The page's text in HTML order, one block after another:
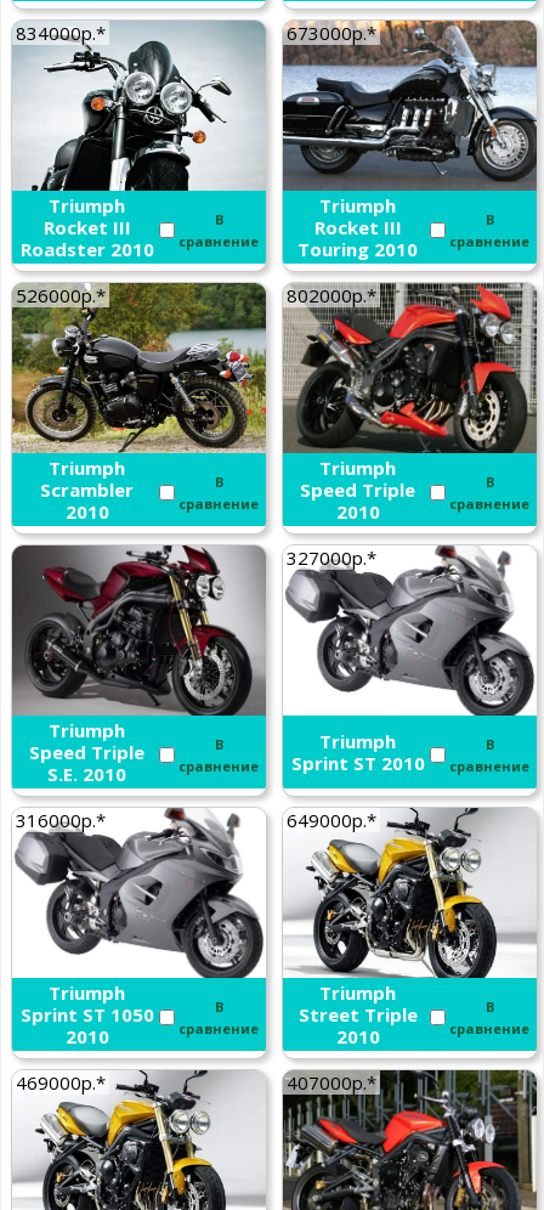
834000р.*
Triumph
Rocket III
Roadster 2010
В
сравнение
673000р.*
Triumph
Rocket III
Touring 2010
В
сравнение
526000р.*
Triumph
Scrambler
2010
В
сравнение
802000р.*
Triumph
Speed Triple
2010
В
сравнение
Triumph
Speed Triple
S.E. 2010
В
сравнение
327000р.*
Triumph
Sprint ST 2010
В
сравнение
316000р.*
Triumph
Sprint ST 1050
2010
В
сравнение
649000р.*
Triumph
Street Triple
2010
В
сравнение
469000р.* 407000р.*